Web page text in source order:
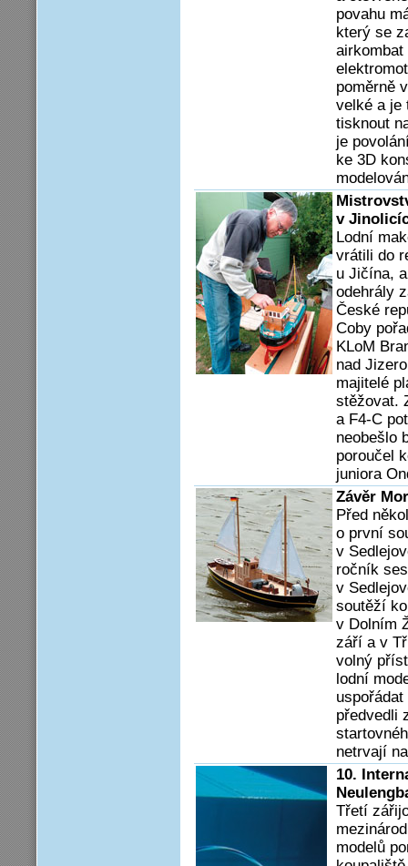
povahu
který se
airkombat
poměrně
velké a je
tisknout
je
ke 3D
v
Lodní
vrátili do
u Jičína,
odehrály
České
Coby
KLoM
nad
majitelé
stěžovat.
a F4-C
neobešlo
poroučel
juniora
Závěr
Před
o první
v
ročník
v
soutěží
v Dolním
září a v
volný
lodní
předvedli
netrvají
10.
Třetí
modelů